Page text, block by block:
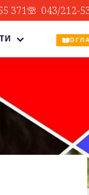
371 043/212-